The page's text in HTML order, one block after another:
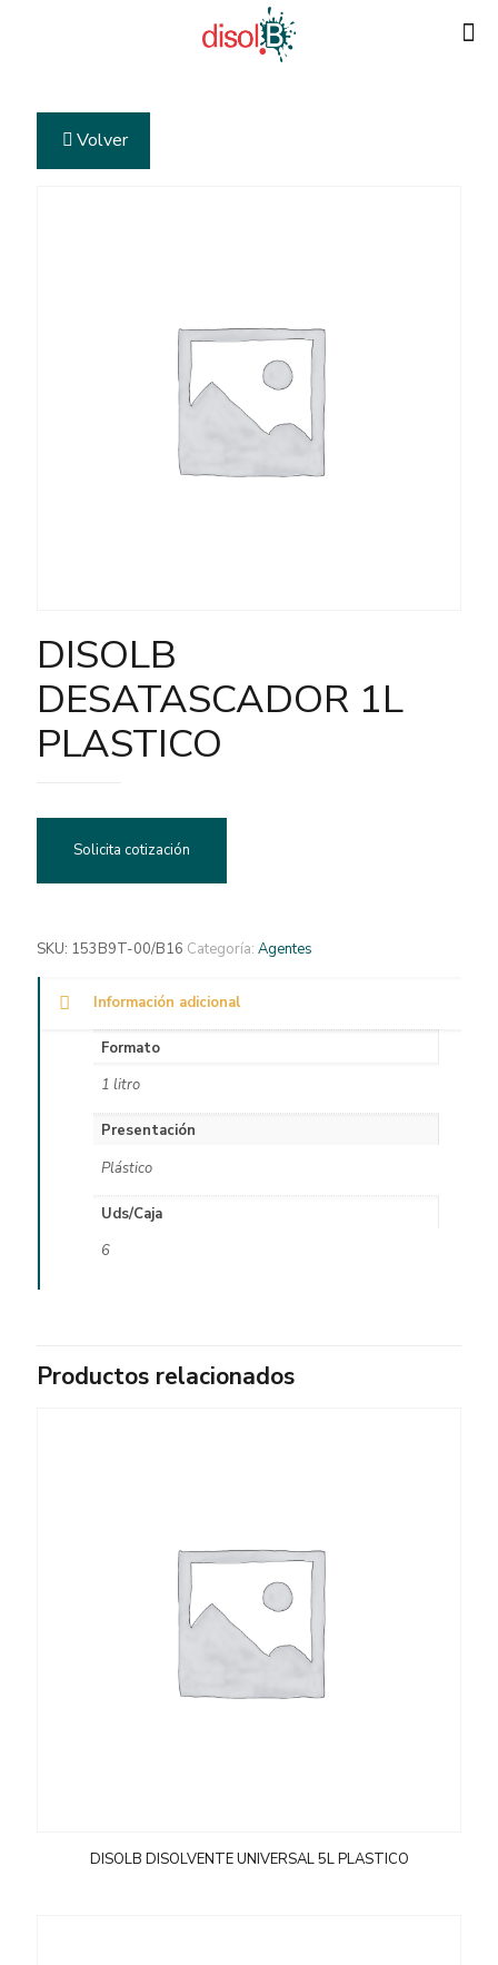
Volver
DISOLB
DESATASCADOR 1L
PLASTICO
Solicita cotización
SKU: 153B9T-00/B16 Categoría: Agentes
Información adicional
Formato
1 litro
Presentación
Plástico
Uds/Caja
6
Productos relacionados
DISOLB DISOLVENTE UNIVERSAL 5L PLASTICO